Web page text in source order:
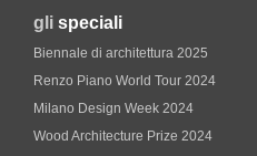
gli speciali
Biennale di architettura 2025
Renzo Piano World Tour 2024
Milano Design Week 2024
Wood Architecture Prize 2024